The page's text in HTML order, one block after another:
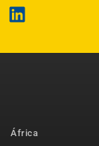
África